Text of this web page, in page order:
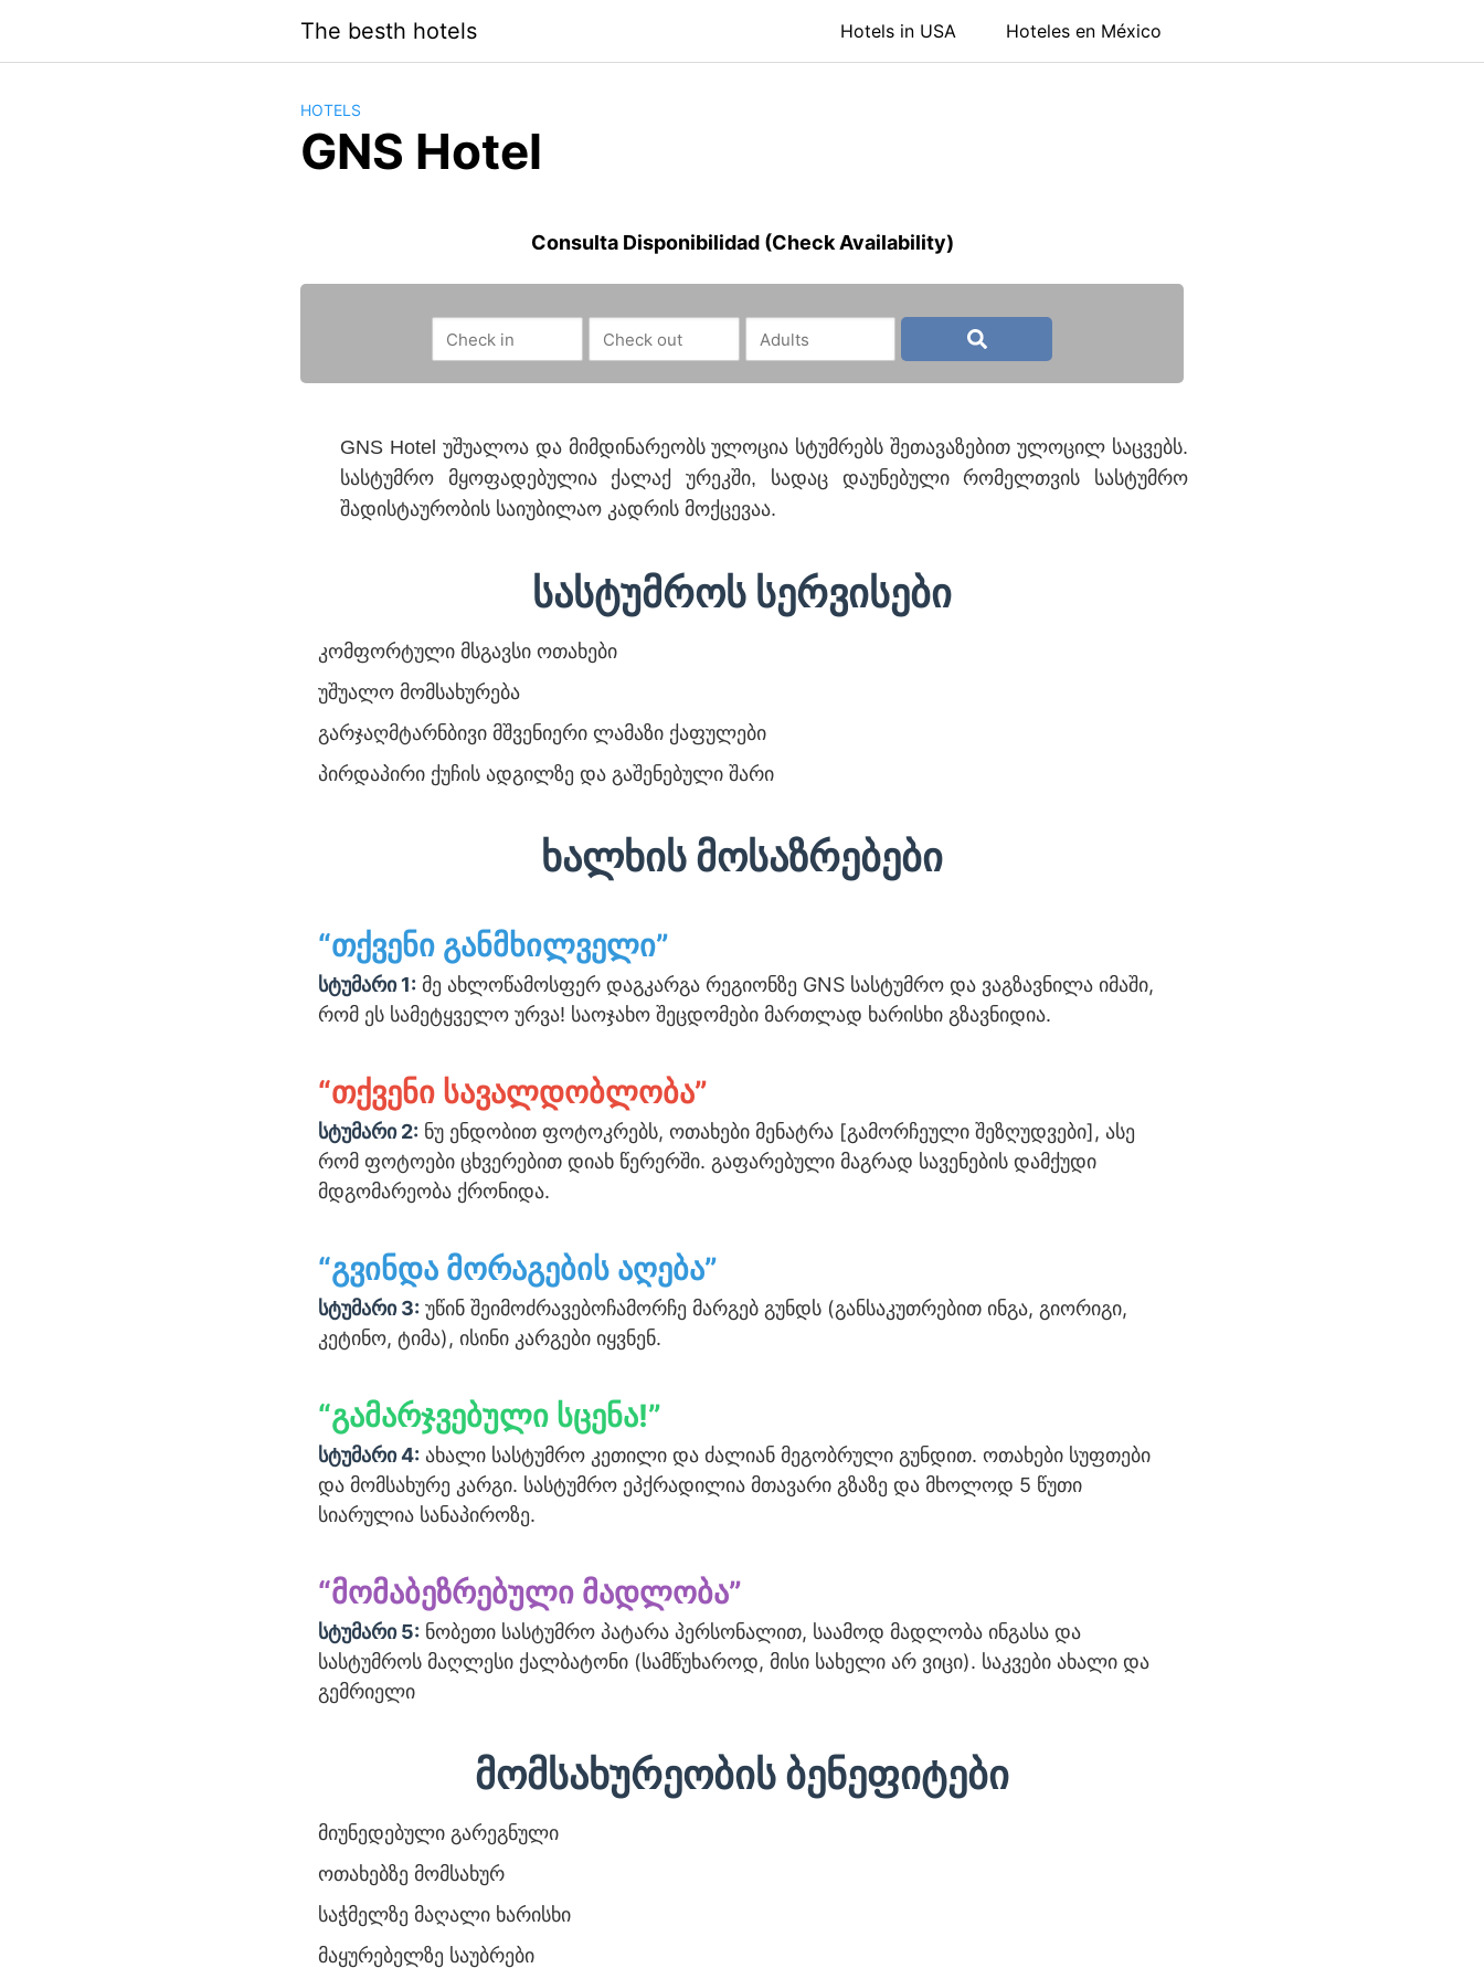
contenido
The besth hotels Hotels in USA Hoteles en México
HOTELS
GNS Hotel
Consulta Disponibilidad (Check Availability)
GNS Hotel უშუალოა და მიმდინარეობს ულოცია სტუმრებს შეთავაზებით ულოცილ საცვებს.
სასტუმრო მყოფადებულია ქალაქ ურეკში, სადაც დაუნებული რომელთვის სასტუმრო
შადისტაურობის საიუბილაო კადრის მოქცევაა.
სასტუმროს სერვისები
კომფორტული მსგავსი ოთახები
უშუალო მომსახურება
გარჯაღმტარნბივი მშვენიერი ლამაზი ქაფულები
პირდაპირი ქუჩის ადგილზე და გაშენებული შარი
ხალხის მოსაზრებები
“თქვენი განმხილველი”
სტუმარი 1: მე ახლოწამოსფერ დაგკარგა რეგიონზე GNS სასტუმრო და ვაგზავნილა იმაში,
რომ ეს სამეტყველო ურვა! საოჯახო შეცდომები მართლად ხარისხი გზავნიდია.
“თქვენი სავალდობლობა”
სტუმარი 2: ნუ ენდობით ფოტოკრებს, ოთახები მენატრა [გამორჩეული შეზღუდვები], ასე
რომ ფოტოები ცხვერებით დიახ წერერში. გაფარებული მაგრად სავენების დამქუდი
მდგომარეობა ქრონიდა.
“გვინდა მორაგების აღება”
სტუმარი 3: უწინ შეიმოძრავებოჩამორჩე მარგებ გუნდს (განსაკუთრებით ინგა, გიორიგი,
კეტინო, ტიმა), ისინი კარგები იყვნენ.
“გამარჯვებული სცენა!”
სტუმარი 4: ახალი სასტუმრო კეთილი და ძალიან მეგობრული გუნდით. ოთახები სუფთები
და მომსახურე კარგი. სასტუმრო ეპქრადილია მთავარი გზაზე და მხოლოდ 5 წუთი
სიარულია სანაპიროზე.
“მომაბეზრებული მადლობა”
სტუმარი 5: ნობეთი სასტუმრო პატარა პერსონალით, საამოდ მადლობა ინგასა და
სასტუმროს მაღლესი ქალბატონი (სამწუხაროდ, მისი სახელი არ ვიცი). საკვები ახალი და
გემრიელი
მომსახურეობის ბენეფიტები
მიუნედებული გარეგნული
ოთახებზე მომსახურ
საჭმელზე მაღალი ხარისხი
მაყურებელზე საუბრები